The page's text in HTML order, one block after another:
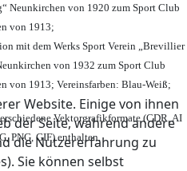
Website. Einige von ihnen
der Seite, während andere
die Nutzererfahrung zu
Sie können selbst
Neunkirchen von 1920 zum Sport Club
von 1913;
mit dem Werks Sport Verein „Brevillier
von 1932 zum Sport Club
von 1913; Vereinsfarben: Blau-Weiß;
Vektorgrafikformate (CDR, AI
PNG, GIF) enthalten.